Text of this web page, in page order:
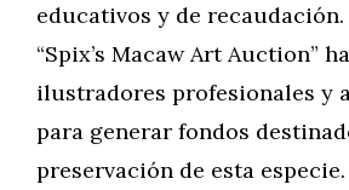
educativos y de
“Spix’s Macaw Art Auction”
ilustradores profesionales y
para generar fondos
preservación de esta especie.